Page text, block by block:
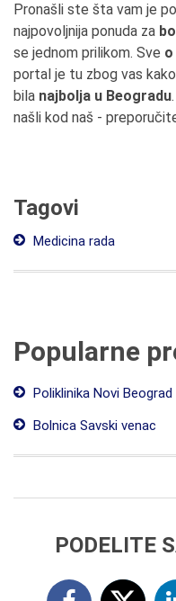
Pronašli ste šta vam je
najpovoljnija ponuda za
se jednom prilikom. Sve
portal je tu zbog vas
bila najbolja u Beogradu
našli kod naš -
Tagovi
Medicina rada
Popularne
Poliklinika Novi Beograd
Bolnica Savski venac
PODELITE